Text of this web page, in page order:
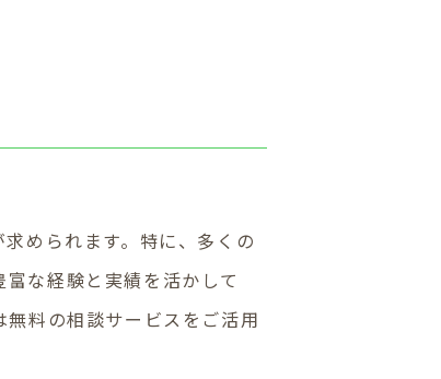
められます。特に、多くの
な経験と実績を活かして
料の相談サービスをご活用